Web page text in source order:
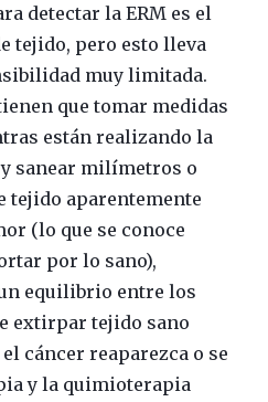
detectar la ERM es el
tejido, pero esto lleva
muy limitada.
que tomar medidas
están realizando la
sanear milímetros o
tejido aparentemente
(lo que se conoce
por lo sano),
equilibrio entre los
extirpar tejido sano
cáncer reaparezca o se
y la quimioterapia